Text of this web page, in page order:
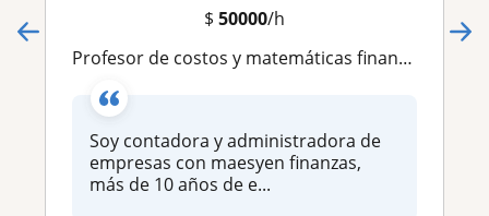
$ 50000/h
Profesor de costos y matemáticas financieras
Soy contadora y administradora de
empresas con maesyen finanzas,
más de 10 años de e...